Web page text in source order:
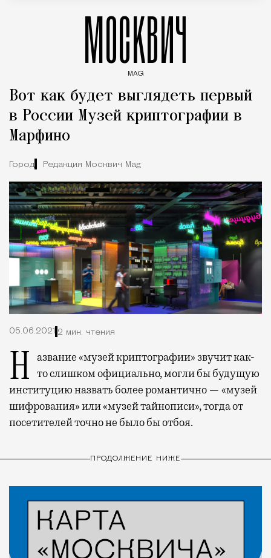
МОСКВИЧ
MAG
Вот как будет выглядеть первый
в России Музей криптографии в
Марфино
Город Редакция Москвич Mag
05.06.2021 2 мин. чтения
Название «музей криптографии» звучит как- то слишком официально, могли бы будущую
институцию назвать более романтично — «музей
шифрования» или «музей тайнописи», тогда от
посетителей точно не было бы отбоя.
ПРОДОЛЖЕНИЕ НИЖЕ